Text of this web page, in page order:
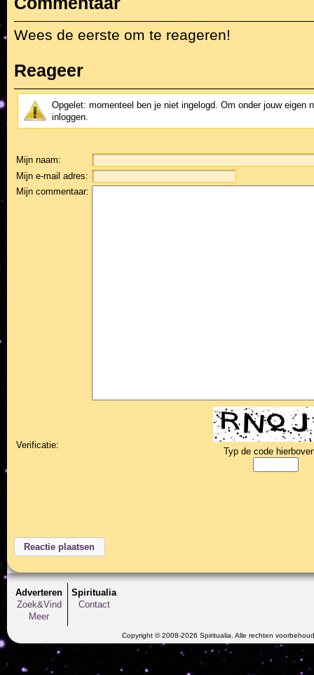
Wees de eerste om te reageren!
Reageer
Opgelet: momenteel ben je niet ingelogd. Om onder jouw eigen
inloggen.
Mijn naam:
Mijn e-mail adres:
Mijn commentaar:
Verificatie:
Typ de code
Adverteren
Zoek&Vind
Meer
Spiritualia
Contact
Copyright © 2008-2026 Spiritualia. Alle rechten